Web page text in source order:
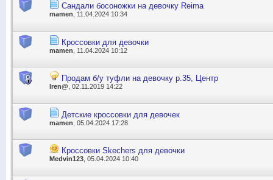
Сандали босоножки на девочку Reima
mamen, 11.04.2024 10:34
Кроссовки для девочки
mamen , 11.04.2024 10:12
Продам б/у туфли на девочку р.35, Центр
Iren@ , 02.11.2019 14:22
Детские кроссовки для девочек
mamen , 05.04.2024 17:28
Кроссовки Skechers для девочки
Medvin123 , 05.04.2024 10:40